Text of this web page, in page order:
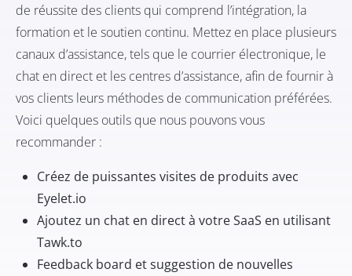
de réussite des clients qui comprend l’intégration, la
formation et le soutien continu. Mettez en place plusieurs
canaux d’assistance, tels que le courrier électronique, le
chat en direct et les centres d’assistance, afin de fournir à
vos clients leurs méthodes de communication préférées.
Voici quelques outils que nous pouvons vous
recommander :
Créez de puissantes visites de produits avec
Eyelet.io
Ajoutez un chat en direct à votre SaaS en utilisant
Tawk.to
Feedback board et suggestion de nouvelles